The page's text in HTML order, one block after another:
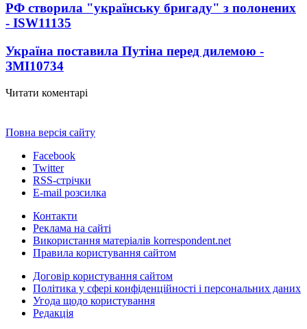
РФ створила "українську бригаду" з полонених
- ISW11135
Україна поставила Путіна перед дилемою -
ЗМІ10734
Читати коментарі
Повна версія сайту
Facebook
Twitter
RSS-стрічки
E-mail розсилка
Контакти
Реклама на сайті
Використання матеріалів korrespondent.net
Правила користування сайтом
Договір користування сайтом
Політика у сфері конфіденційності і персональних даних
Угода щодо користування
Редакція